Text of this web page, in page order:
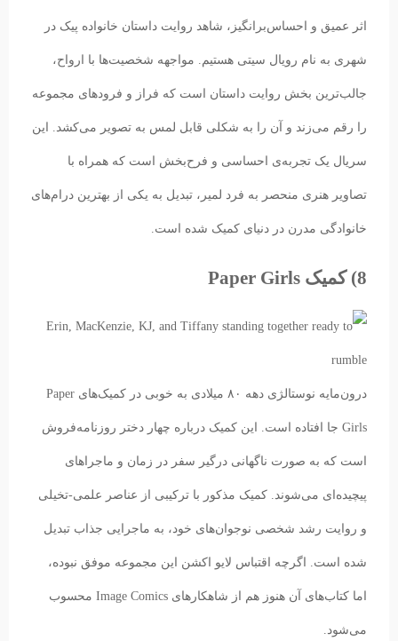
اثر عمیق و احساس‌برانگیز، شاهد روایت داستان خانواده پیک در
شهری به نام رویال سیتی هستیم. مواجهه شخصیت‌ها با ارواح،
جالب‌ترین بخش روایت داستان است که فراز و فرودهای مجموعه
را رقم می‌زند و آن را به شکلی قابل لمس به تصویر می‌کشد. این
سریال یک تجربه‌ی احساسی و فرح‌بخش است که همراه با
تصاویر هنری منحصر به فرد لمیر، تبدیل به یکی از بهترین درام‌های
خانوادگی مدرن در دنیای کمیک شده است.
8) کمیک Paper Girls
درون‌مایه نوستالژی دهه ۸۰ میلادی به خوبی در کمیک‌های Paper
Girls جا افتاده است. این کمیک درباره چهار دختر روزنامه‌فروش
است که به صورت ناگهانی درگیر سفر در زمان و ماجراهای
پیچیده‌ای می‌شوند. کمیک مذکور با ترکیبی از عناصر علمی-تخیلی
و روایت رشد شخصی نوجوان‌های خود، به ماجرایی جذاب تبدیل
شده‌ است. اگرچه اقتباس لایو اکشن این مجموعه موفق نبوده،
اما کتاب‌های آن هنوز هم از شاهکارهای Image Comics محسوب
می‌شود.